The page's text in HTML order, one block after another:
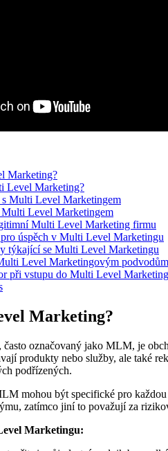
Marketing?
Level Marketing?
Multi Level Marketingem
Multi Level Marketingem
Multi Level Marketing firmu
úspěch v Multi ‌Level Marketingu
týkající ‍se ‌Multi Level Marketingu
⁤Level Marketingovým podvodům
při vstupu do Multi Level
Marketing?
označovaný jako⁢ MLM, je
produkty nebo služby, ale také
podřízených.
mohou být specifické pro
zatímco jiní to považují za
Marketingu: